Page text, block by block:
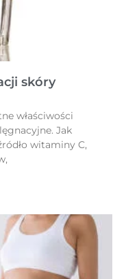
skóry
właściwości
Jak
witaminy C,